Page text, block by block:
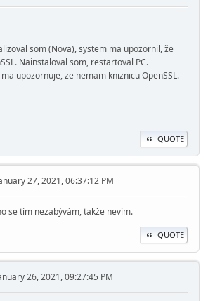
som (Nova), system ma upozornil, že
Nainstaloval som, restartoval PC.
upozornuje, ze nemam kniznicu OpenSSL.
QUOTE
27, 2021, 06:37:12 PM
se tím nezabývám, takže nevím.
QUOTE
26, 2021, 09:27:45 PM